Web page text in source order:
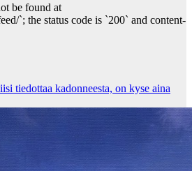
be found at
`; the status code is `200` and content-
tiedottaa kadonneesta, on kyse aina